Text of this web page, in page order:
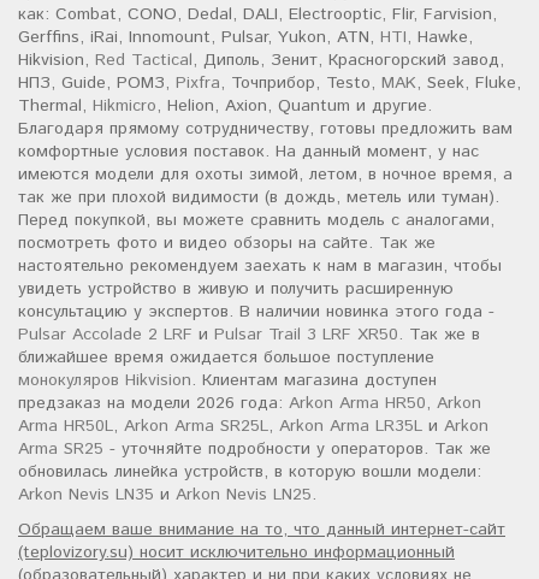
как: Combat, CONO, Dedal, DALI, Electrooptic, Flir, Farvision,
Gerffins, iRai, Innomount, Pulsar, Yukon, ATN, HTI, Hawke,
Hikvision, Red Tactical, Диполь, Зенит, Красногорский завод,
НПЗ, Guide, РОМЗ, Pixfra, Точприбор, Testo, MAK, Seek, Fluke,
Thermal, Hikmicro, Helion, Axion, Quantum и другие.
Благодаря прямому сотрудничеству, готовы предложить вам
комфортные условия поставок. На данный момент, у нас
имеются модели для охоты зимой, летом, в ночное время, а
так же при плохой видимости (в дождь, метель или туман).
Перед покупкой, вы можете сравнить модель с аналогами,
посмотреть фото и видео обзоры на сайте. Так же
настоятельно рекомендуем заехать к нам в магазин, чтобы
увидеть устройство в живую и получить расширенную
консультацию у экспертов. В наличии новинка этого года -
Pulsar Accolade 2 LRF и Pulsar Trail 3 LRF XR50. Так же в
ближайшее время ожидается большое поступление
монокуляров Hikvision. Клиентам магазина доступен
предзаказ на модели 2026 года: Arkon Arma HR50, Arkon
Arma HR50L, Arkon Arma SR25L, Arkon Arma LR35L и Arkon
Arma SR25 - уточняйте подробности у операторов. Так же
обновилась линейка устройств, в которую вошли модели:
Arkon Nevis LN35 и Arkon Nevis LN25.
Обращаем ваше внимание на то, что данный интернет-сайт
(teplovizory.su) носит исключительно информационный